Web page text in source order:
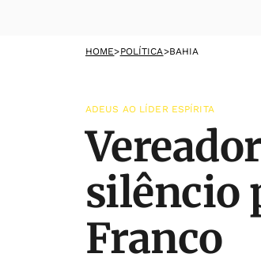
HOME>POLÍTICA>BAHIA
ADEUS AO LÍDER ESPÍRITA
silêncio
Franco